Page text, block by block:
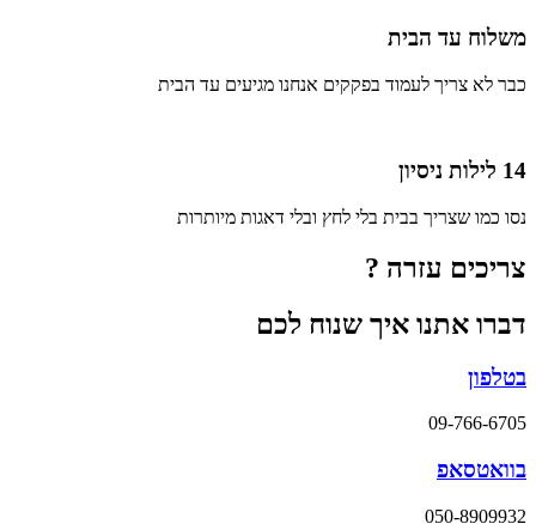
משלוח עד הבית
כבר לא צריך לעמוד בפקקים אנחנו מגיעים עד הבית
14 לילות ניסיון
נסו כמו שצריך בבית בלי לחץ ובלי דאגות מיותרות
צריכים עזרה ?
דברו אתנו איך שנוח לכם
בטלפון
09-766-6705
בוואטסאפ
050-8909932